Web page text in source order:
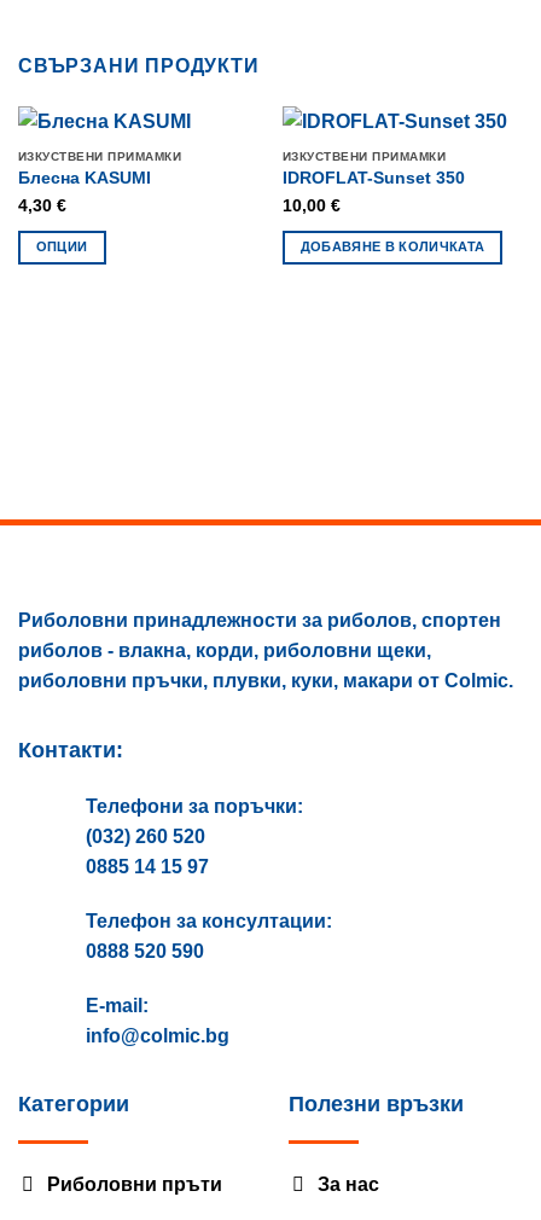
СВЪРЗАНИ ПРОДУКТИ
ИЗКУСТВЕНИ ПРИМАМКИ
Блесна KASUMI
4,30 €
ОПЦИИ
on
ИЗКУСТВЕНИ ПРИМАМКИ
IDROFLAT-Sunset 350
10,00 €
ДОБАВЯНЕ В КОЛИЧКАТА
Риболовни принадлежности за риболов, спортен
риболов - влакна, корди, риболовни щеки,
риболовни пръчки, плувки, куки, макари от Colmic.
Контакти:
Телефони за поръчки:
(032) 260 520
0885 14 15 97
Телефон за консултации:
0888 520 590
E-mail:
info@colmic.bg
Категории
Риболовни пръти
Полезни връзки
За нас